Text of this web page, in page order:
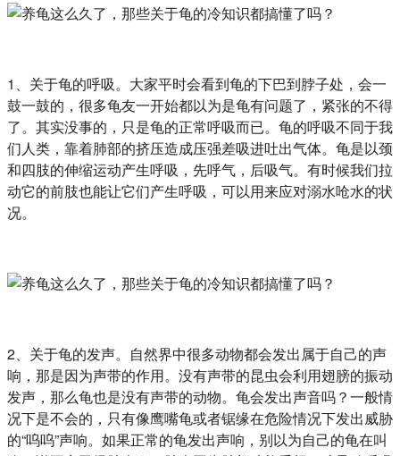
1、关于龟的呼吸。大家平时会看到龟的下巴到脖子处，会一
鼓一鼓的，很多龟友一开始都以为是龟有问题了，紧张的不得
了。其实没事的，只是龟的正常呼吸而已。龟的呼吸不同于我
们人类，靠着肺部的挤压造成压强差吸进吐出气体。龟是以颈
和四肢的伸缩运动产生呼吸，先呼气，后吸气。有时候我们拉
动它的前肢也能让它们产生呼吸，可以用来应对溺水呛水的状
况。
2、关于龟的发声。自然界中很多动物都会发出属于自己的声
响，那是因为声带的作用。没有声带的昆虫会利用翅膀的振动
发声，那么龟也是没有声带的动物。龟会发出声音吗？一般情
况下是不会的，只有像鹰嘴龟或者锯缘在危险情况下发出威胁
的“呜呜”声响。如果正常的龟发出声响，别以为自己的龟在叫